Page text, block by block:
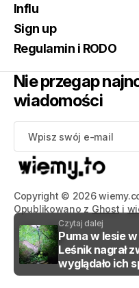
Czytaj dalej
Puma w lesie
Leśnik nagrał
wyglądało ich
Copyright © 2026
Opublikowano z Ghost i
Influ
Sign up
Regulamin i RODO
Nie przegap
wiadomości